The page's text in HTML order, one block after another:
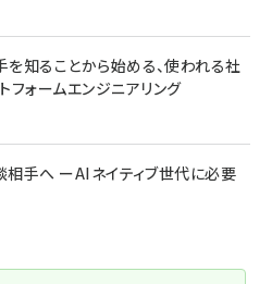
を知ることから始める、使われる社
フォームエンジニアリング
相手へ ーAIネイティブ世代に必要